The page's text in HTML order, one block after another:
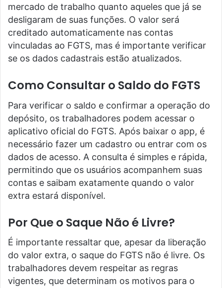
mercado de trabalho quanto aqueles que já se
desligaram de suas funções. O valor será
creditado automaticamente nas contas
vinculadas ao FGTS, mas é importante verificar
se os dados cadastrais estão atualizados.
Como Consultar o Saldo do FGTS
Para verificar o saldo e confirmar a operação do
depósito, os trabalhadores podem acessar o
aplicativo oficial do FGTS. Após baixar o app, é
necessário fazer um cadastro ou entrar com os
dados de acesso. A consulta é simples e rápida,
permitindo que os usuários acompanhem suas
contas e saibam exatamente quando o valor
extra estará disponível.
Por Que o Saque Não é Livre?
É importante ressaltar que, apesar da liberação
do valor extra, o saque do FGTS não é livre. Os
trabalhadores devem respeitar as regras
vigentes, que determinam os motivos para o